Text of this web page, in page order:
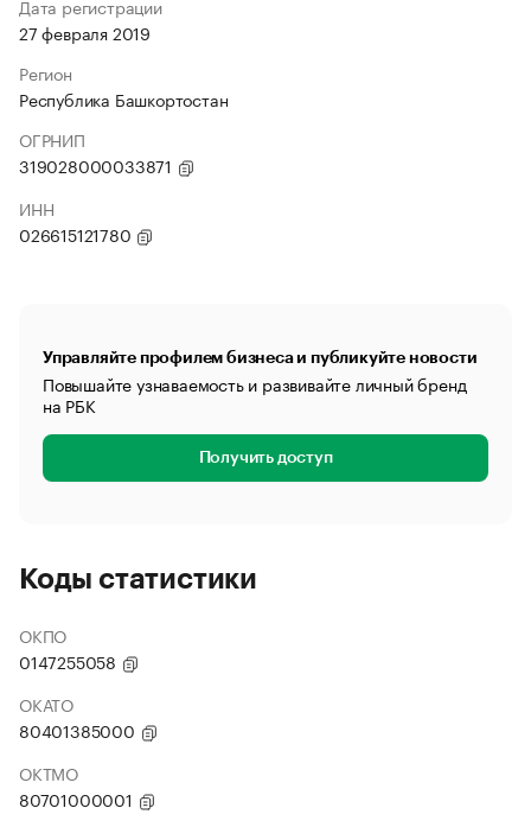
Дата регистрации
27 февраля 2019
Регион
Республика Башкортостан
ОГРНИП
319028000033871
ИНН
026615121780
Управляйте профилем бизнеса и публикуйте новости
Повышайте узнаваемость и развивайте личный бренд
на РБК
Получить доступ
Коды статистики
ОКПО
0147255058
ОКАТО
80401385000
ОКТМО
80701000001